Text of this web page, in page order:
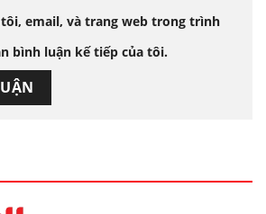
email, và trang web trong trình
bình luận kế tiếp của tôi.